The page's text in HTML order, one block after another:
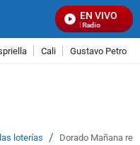
EN VIVO
Señal Visual Radio
Cali Gustavo Petro
loterías / Dorado Mañana